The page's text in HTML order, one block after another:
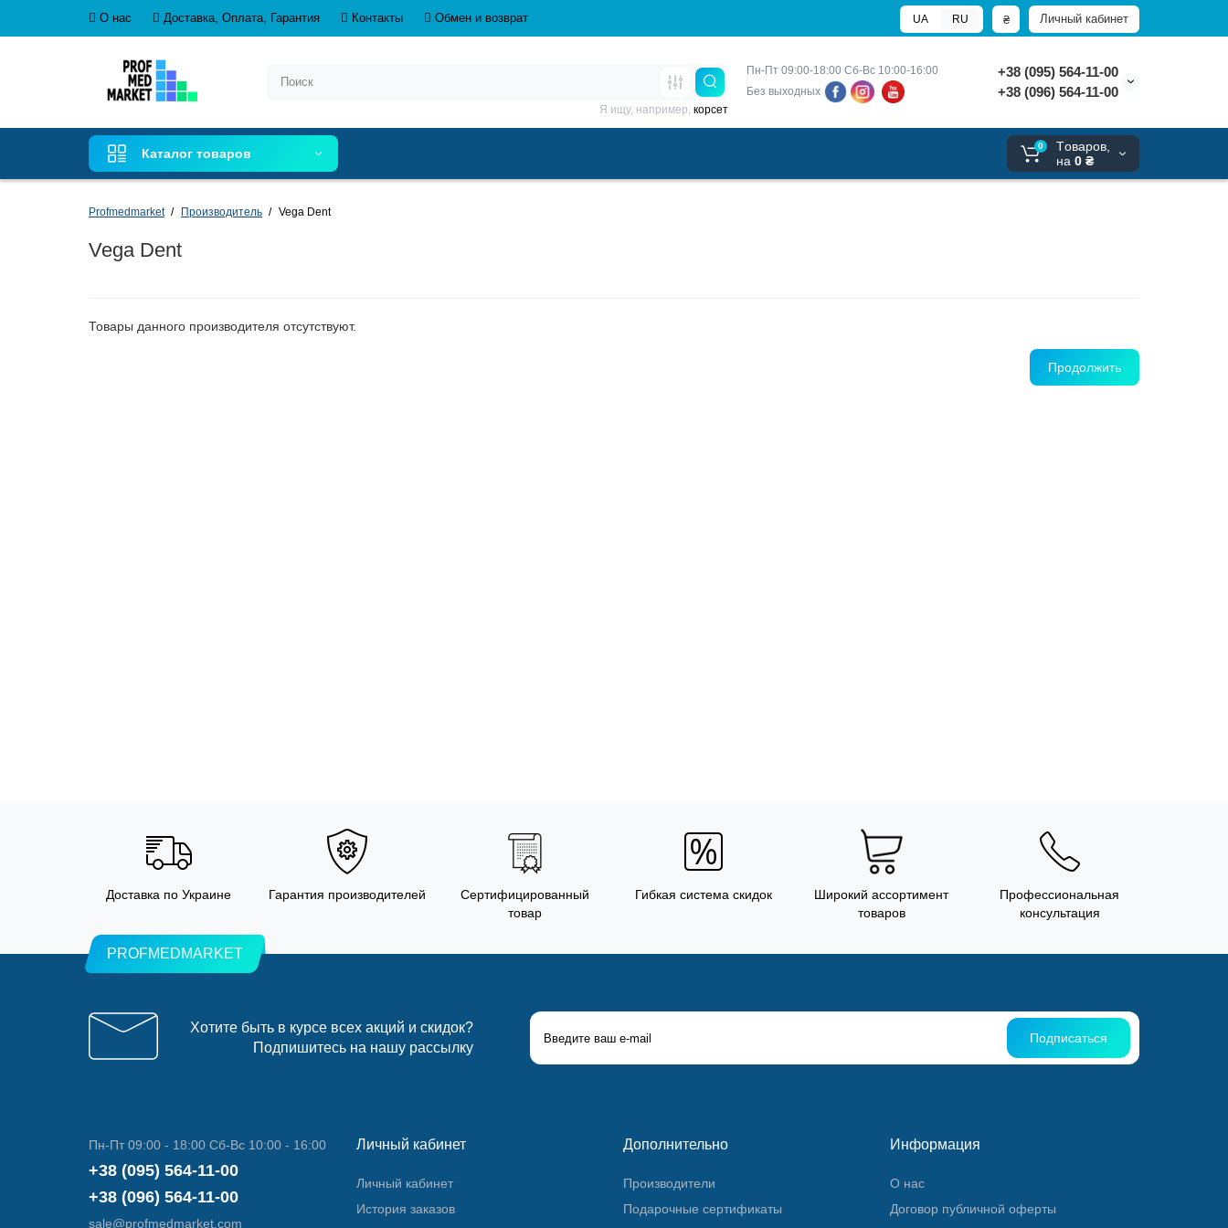
О нас Доставка, Оплата, Гарантия Контакты Обмен и возврат Личный кабинет
₴
UA RU
Пн-Пт 09:00-18:00 Сб-Вс 10:00-16:00
Без выходных
+38 (095) 564-11-00
+38 (096) 564-11-00
Я ищу, например, корсет
Каталог товаров
0
Tоваров,
на 0 ₴
Profmedmarket Производитель Vega Dent
Vega Dent
Товары данного производителя отсутствуют.
Продолжить
Доставка по Украине Гарантия производителей
Сертифицированный
товар
Гибкая система скидок
Широкий ассортимент
товаров
Профессиональная
консультация
PROFMEDMARKET
Хотите быть в курсе всех акций и скидок?
Подпишитесь на нашу рассылку
Подписаться
Пн-Пт 09:00 - 18:00 Сб-Вс 10:00 - 16:00
+38 (095) 564-11-00
+38 (096) 564-11-00
sale@profmedmarket.com
Личный кабинет
Личный кабинет
История заказов
Дополнительно
Производители
Подарочные сертификаты
Информация
О нас
Договор публичной оферты